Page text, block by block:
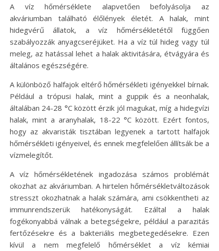
A víz hőmérséklete alapvetően befolyásolja az
akváriumban található élőlények életét. A halak, mint
hidegvérű állatok, a víz hőmérsékletétől függően
szabályozzák anyagcseréjüket. Ha a víz túl hideg vagy túl
meleg, az hatással lehet a halak aktivitására, étvágyára és
általános egészségére.
A különböző halfajok eltérő hőmérsékleti igényekkel bírnak.
Például a trópusi halak, mint a guppik és a neonhalak,
általában 24-28 °C között érzik jól magukat, míg a hidegvízi
halak, mint a aranyhalak, 18-22 °C között. Ezért fontos,
hogy az akvaristák tisztában legyenek a tartott halfajok
hőmérsékleti igényeivel, és ennek megfelelően állítsák be a
vízmelegítőt.
A víz hőmérsékletének ingadozása számos problémát
okozhat az akváriumban. A hirtelen hőmérsékletváltozások
stresszt okozhatnak a halak számára, ami csökkentheti az
immunrendszerük hatékonyságát. Ezáltal a halak
fogékonyabbá válnak a betegségekre, például a parazitás
fertőzésekre és a bakteriális megbetegedésekre. Ezen
kívül a nem megfelelő hőmérséklet a víz kémiai